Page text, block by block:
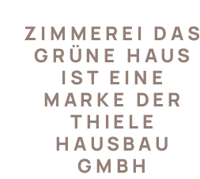
ZIMMEREI DAS
GRÜNE HAUS
IST EINE
MARKE DER
THIELE
HAUSBAU
GMBH